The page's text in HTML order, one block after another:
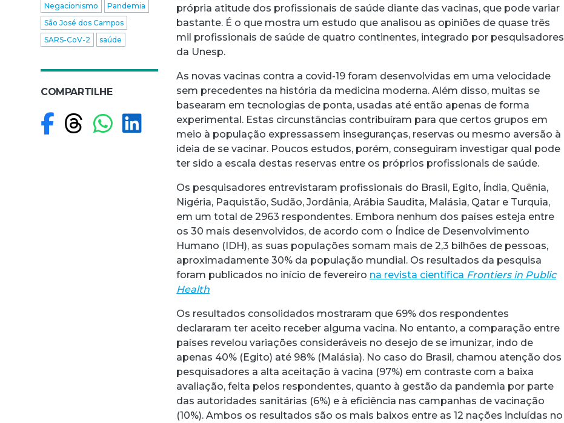
própria atitude dos profissionais de saúde diante das vacinas, que pode variar
bastante. É o que mostra um estudo que analisou as opiniões de quase três
mil profissionais de saúde de quatro continentes, integrado por pesquisadores
da Unesp.
As novas vacinas contra a covid-19 foram desenvolvidas em uma velocidade
sem precedentes na história da medicina moderna. Além disso, muitas se
basearam em tecnologias de ponta, usadas até então apenas de forma
experimental. Estas circunstâncias contribuíram para que certos grupos em
meio à população expressassem inseguranças, reservas ou mesmo aversão à
ideia de se vacinar. Poucos estudos, porém, conseguiram investigar qual pode
ter sido a escala destas reservas entre os próprios profissionais de saúde.
Os pesquisadores entrevistaram profissionais do Brasil, Egito, Índia, Quênia,
Nigéria, Paquistão, Sudão, Jordânia, Arábia Saudita, Malásia, Qatar e Turquia,
em um total de 2963 respondentes. Embora nenhum dos países esteja entre
os 30 mais desenvolvidos, de acordo com o Índice de Desenvolvimento
Humano (IDH), as suas populações somam mais de 2,3 bilhões de pessoas,
aproximadamente 30% da população mundial. Os resultados da pesquisa
foram publicados no início de fevereiro na revista científica Frontiers in Public
Health
Os resultados consolidados mostraram que 69% dos respondentes
declararam ter aceito receber alguma vacina. No entanto, a comparação entre
países revelou variações consideráveis no desejo de se imunizar, indo de
apenas 40% (Egito) até 98% (Malásia). No caso do Brasil, chamou atenção dos
pesquisadores a alta aceitação à vacina (97%) em contraste com a baixa
avaliação, feita pelos respondentes, quanto à gestão da pandemia por parte
das autoridades sanitárias (6%) e à eficiência nas campanhas de vacinação
(10%). Ambos os resultados são os mais baixos entre as 12 nações incluídas no
Negacionismo
Pandemia
São José dos Campos
SARS-CoV-2
saúde
COMPARTILHE
Compartilhar no Facebook
Compartilhar no Threads
Compartilhar no WhatsApp
Compartilhar no LinkedIn